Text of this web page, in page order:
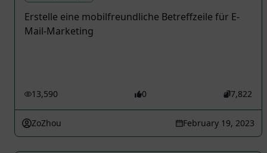
Erstelle eine mobilfreundliche Betreffzeile für E-
Mail-Marketing
13,590 0 7,822
ZoZhou February 19, 2023